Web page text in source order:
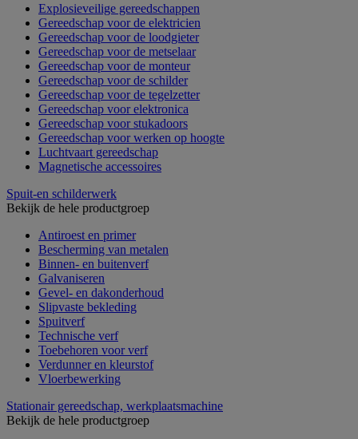
Explosieveilige gereedschappen
Gereedschap voor de elektricien
Gereedschap voor de loodgieter
Gereedschap voor de metselaar
Gereedschap voor de monteur
Gereedschap voor de schilder
Gereedschap voor de tegelzetter
Gereedschap voor elektronica
Gereedschap voor stukadoors
Gereedschap voor werken op hoogte
Luchtvaart gereedschap
Magnetische accessoires
Spuit-en schilderwerk
Bekijk de hele productgroep
Antiroest en primer
Bescherming van metalen
Binnen- en buitenverf
Galvaniseren
Gevel- en dakonderhoud
Slipvaste bekleding
Spuitverf
Technische verf
Toebehoren voor verf
Verdunner en kleurstof
Vloerbewerking
Stationair gereedschap, werkplaatsmachine
Bekijk de hele productgroep